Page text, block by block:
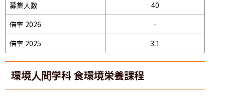
募集人数
40
倍率 2026
-
倍率 2025
3.1
環境人間学科 食環境栄養課程